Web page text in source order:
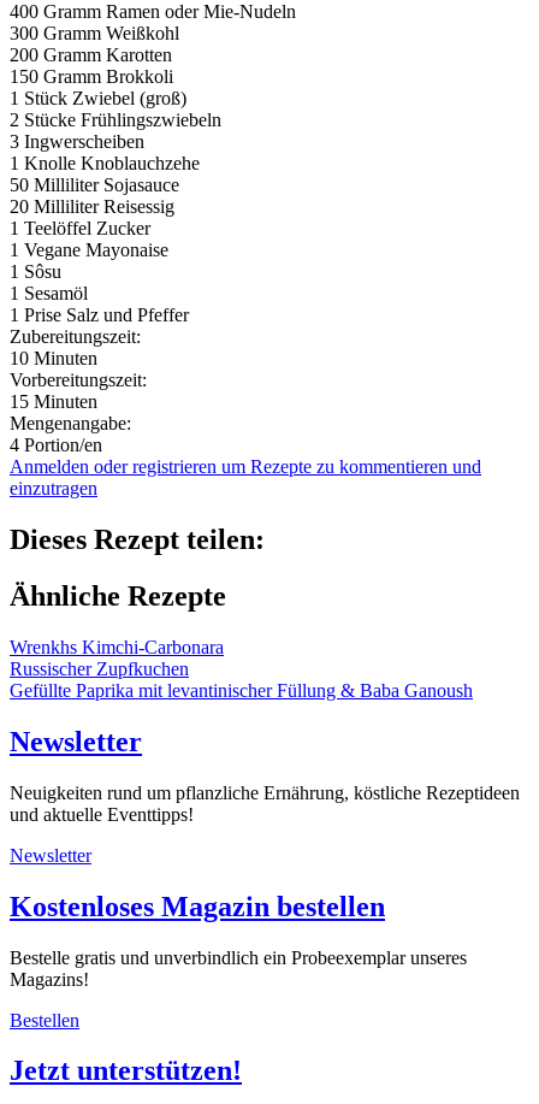
400 Gramm Ramen oder Mie-Nudeln
300 Gramm Weißkohl
200 Gramm Karotten
150 Gramm Brokkoli
1 Stück Zwiebel (groß)
2 Stücke Frühlingszwiebeln
3 Ingwerscheiben
1 Knolle Knoblauchzehe
50 Milliliter Sojasauce
20 Milliliter Reisessig
1 Teelöffel Zucker
1 Vegane Mayonaise
1 Sôsu
1 Sesamöl
1 Prise Salz und Pfeffer
Zubereitungszeit:
10 Minuten
Vorbereitungszeit:
15 Minuten
Mengenangabe:
4 Portion/en
Anmelden oder registrieren um Rezepte zu kommentieren und
einzutragen
Dieses Rezept teilen:
Ähnliche Rezepte
Wrenkhs Kimchi-Carbonara
Russischer Zupfkuchen
Gefüllte Paprika mit levantinischer Füllung & Baba Ganoush
Newsletter
Neuigkeiten rund um pflanzliche Ernährung, köstliche Rezeptideen
und aktuelle Eventtipps!
Newsletter
Kostenloses Magazin bestellen
Bestelle gratis und unverbindlich ein Probeexemplar unseres
Magazins!
Bestellen
Jetzt unterstützen!